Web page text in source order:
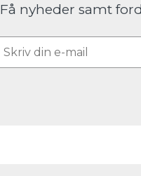
Få nyheder samt